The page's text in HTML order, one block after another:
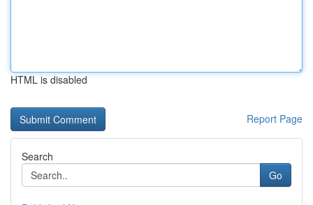
HTML is disabled
Report Page
Search
Go